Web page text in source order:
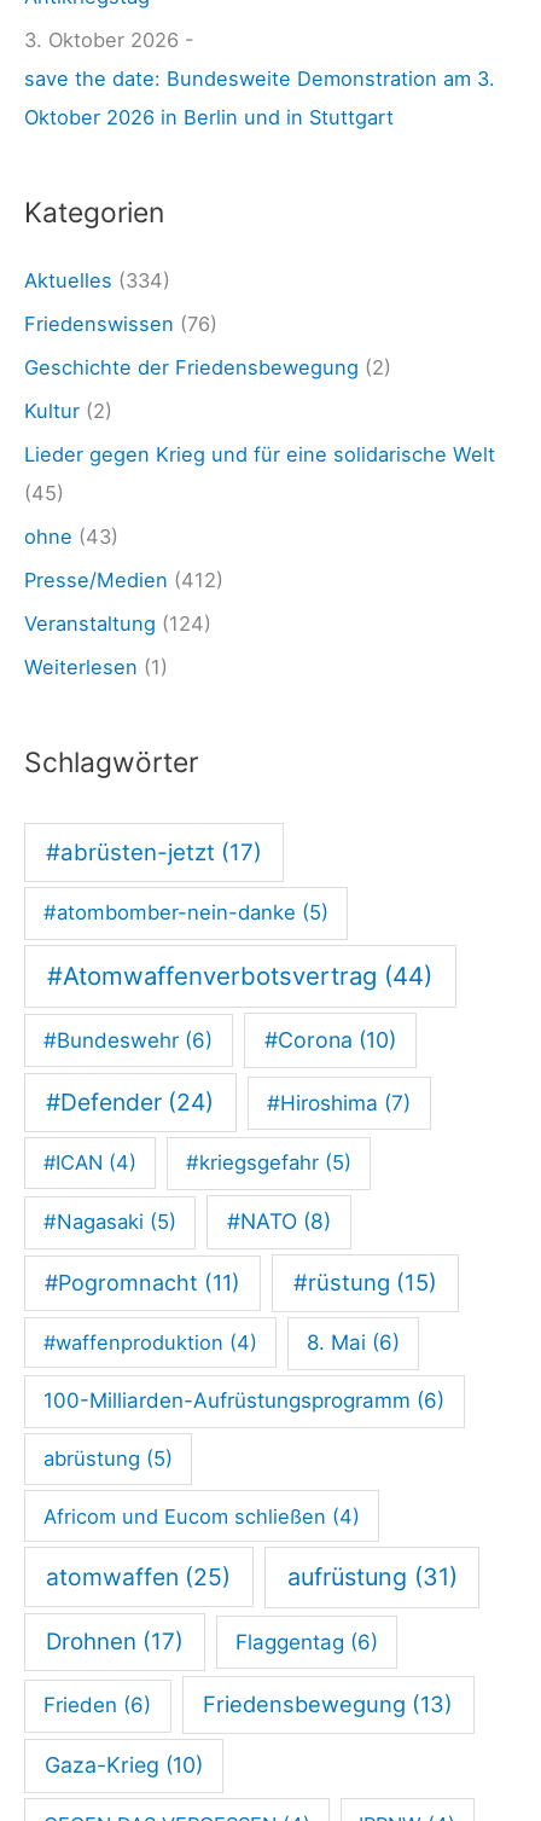
e
n
a
c
h
3. Oktober 2026 -
save the date: Bundesweite Demonstration am 3.
Oktober 2026 in Berlin und in Stuttgart
Kategorien
Aktuelles (334)
Friedenswissen (76)
Geschichte der Friedensbewegung (2)
Kultur (2)
Lieder gegen Krieg und für eine solidarische Welt
(45)
ohne (43)
Presse/Medien (412)
Veranstaltung (124)
Weiterlesen (1)
Schlagwörter
#abrüsten-jetzt (17)
#atombomber-nein-danke (5)
#Atomwaffenverbotsvertrag (44)
#Bundeswehr (6) #Corona (10)
#Defender (24) #Hiroshima (7)
#ICAN (4) #kriegsgefahr(5)
#Nagasaki (5) #NATO(8)
#Pogromnacht (11) #rüstung (15)
#waffenproduktion (4) 8. Mai (6)
100-Milliarden-Aufrüstungsprogramm (6)
abrüstung (5)
Africom und Eucom schließen (4)
atomwaffen (25) aufrüstung (31)
Drohnen (17) Flaggentag (6)
Frieden (6) Friedensbewegung (13)
Gaza-Krieg (10)